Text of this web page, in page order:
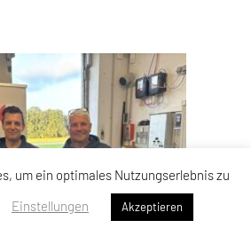
um ein optimales Nutzungserlebnis zu
Einstellungen Akzeptieren